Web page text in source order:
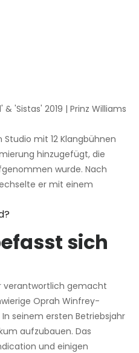
'Sistas' 2019 | Prinz Williams
mit 12 Klangbühnen
hinzugefügt, die
wurde. Nach
er mit einem
sich
verantwortlich gemacht
Oprah Winfrey-
seinem ersten Betriebsjahr
aufzubauen. Das
und einigen